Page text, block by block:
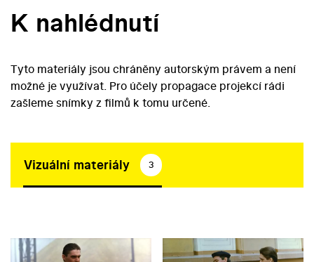
K nahlédnutí
Tyto materiály jsou chráněny autorským právem a není
možné je využívat. Pro účely propagace projekcí rádi
zašleme snímky z filmů k tomu určené.
Vizuální materiály 3